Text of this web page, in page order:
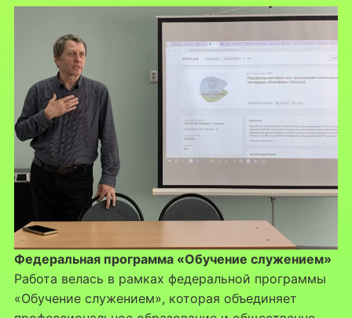
Федеральная программа «Обучение служением»
Работа велась в рамках федеральной программы
«Обучение служением», которая объединяет